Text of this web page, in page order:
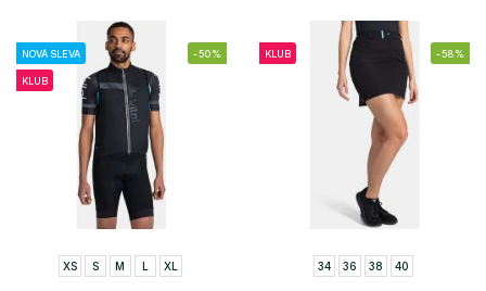
NOVÁ SLEVA
KLUB
-50%
XS S M L XL
KLUB -58%
34 36 38 40